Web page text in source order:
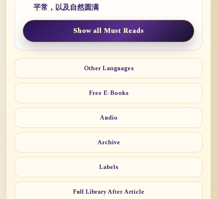
平常，以及自然圆满
Show all Must Reads
Other Languages
Free E-Books
Audio
Archive
Labels
Full Library After Article